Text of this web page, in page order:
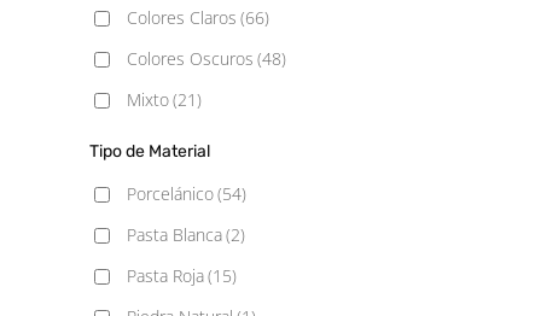
Rústico (15)
Terracota (1)
Vintage (9)
Colores Claros (66)
Colores Oscuros (48)
Mixto(21)
Tipo de Material
Porcelánico(54)
Pasta Blanca(2)
Pasta Roja(15)